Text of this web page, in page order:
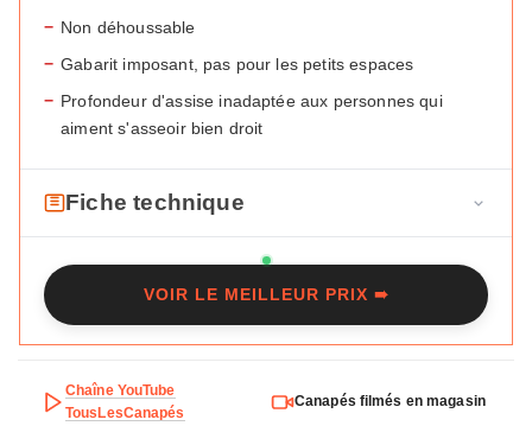
− Non déhoussable
− Gabarit imposant, pas pour les petits espaces
− Profondeur d'assise inadaptée aux personnes qui
aiment s'asseoir bien droit
Fiche technique
c
e
e
Droit / Angle / Réversible /
Revêtement
Tissu lisse, bouclette ou mesh -
déperlant, anti-bouloches,
Résistance tissu 90 000 cycles Martindale
VOIR LE MEILLEUR PRIX ➠
Chaîne YouTube
TousLesCanapés
Canapés filmés en magasin